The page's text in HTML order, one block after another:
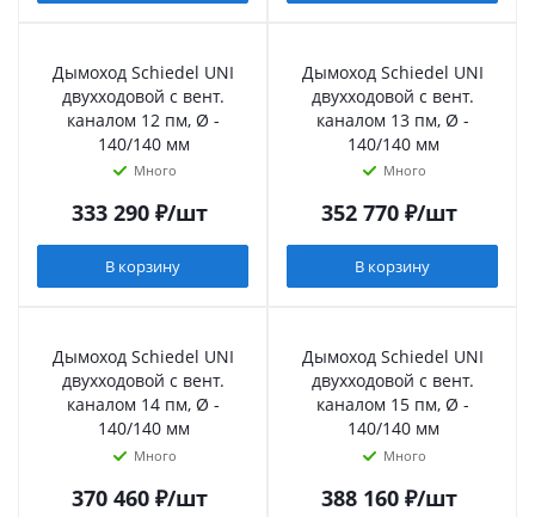
Дымоход Schiedel UNI
двухходовой с вент.
каналом 12 пм, Ø -
140/140 мм
Много
333 290₽/шт
В корзину
Дымоход Schiedel UNI
двухходовой с вент.
каналом 13 пм, Ø -
140/140 мм
Много
352 770₽/шт
В корзину
Дымоход Schiedel UNI
двухходовой с вент.
каналом 14 пм, Ø -
140/140 мм
Много
370 460₽/шт
Дымоход Schiedel UNI
двухходовой с вент.
каналом 15 пм, Ø -
140/140 мм
Много
388 160₽/шт